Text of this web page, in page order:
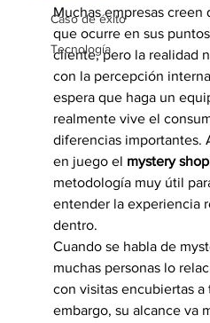
Caso de éxito
Tecnología
Muchas empresas
que ocurre en sus
cliente, pero la realidad
con la percepción
espera que haga un
realmente vive el
diferencias importantes.
en juego el mystery
metodología muy útil
entender la experiencia
dentro.
Cuando se habla de
muchas personas lo
con visitas encubiertas a
embargo, su alcance va